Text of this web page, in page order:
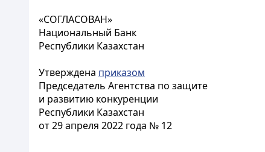
«СОГЛАСОВАН»
Национальный Банк
Республики Казахстан
Утверждена приказом
Председатель Агентства по защите
и развитию конкуренции
Республики Казахстан
от 29 апреля 2022 года № 12